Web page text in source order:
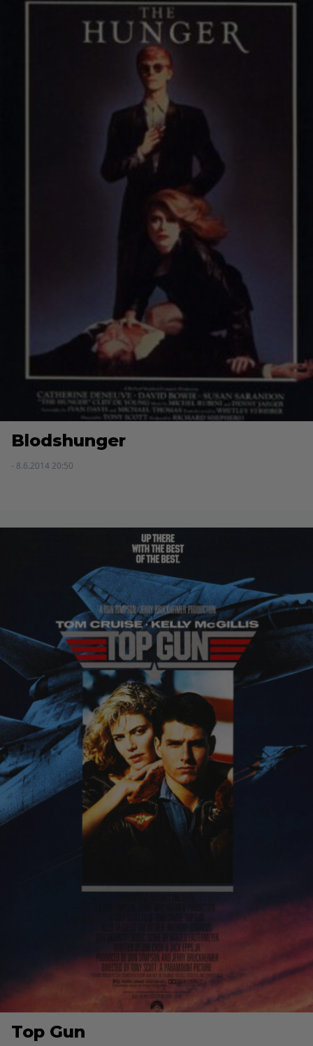
Blodshunger
- 8.6.2014 20:50
Top Gun